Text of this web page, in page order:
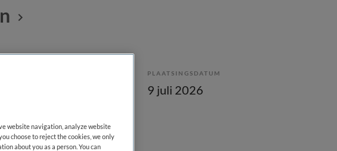
PLAATSINGSDATUM
9 juli 2026
website navigation, analyze website
choose to reject the cookies, we only
about you as a person. You can